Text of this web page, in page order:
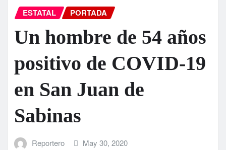
ESTATAL PORTADA
Un hombre de 54 años
positivo de COVID-19
en San Juan de
Sabinas
Reportero May 30, 2020